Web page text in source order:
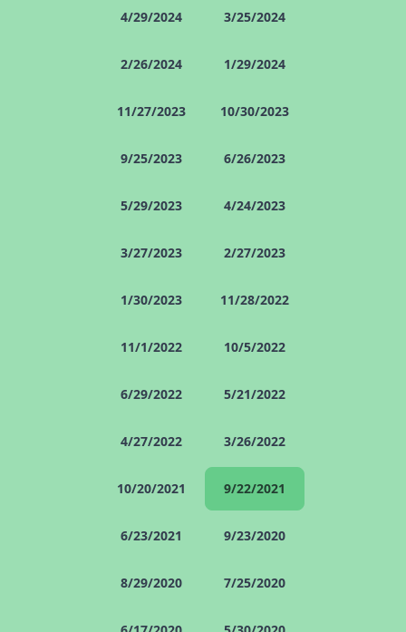
4/29/2024 3/25/2024
2/26/2024 1/29/2024
11/27/2023 10/30/2023
9/25/2023 6/26/2023
5/29/2023 4/24/2023
3/27/2023 2/27/2023
1/30/2023 11/28/2022
11/1/2022 10/5/2022
6/29/2022 5/21/2022
4/27/2022 3/26/2022
10/20/2021 9/22/2021
6/23/2021 9/23/2020
8/29/2020 7/25/2020